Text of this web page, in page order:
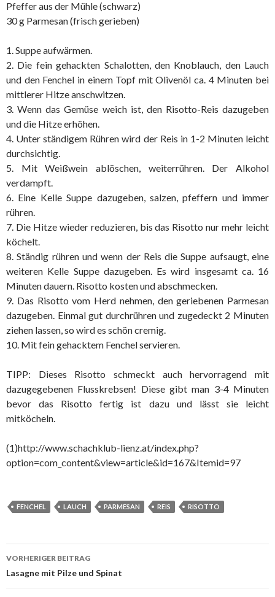
Pfeffer aus der Mühle (schwarz)
30 g Parmesan (frisch gerieben)
1. Suppe aufwärmen.
2. Die fein gehackten Schalotten, den Knoblauch, den Lauch
und den Fenchel in einem Topf mit Olivenöl ca. 4 Minuten bei
mittlerer Hitze anschwitzen.
3. Wenn das Gemüse weich ist, den Risotto-Reis dazugeben
und die Hitze erhöhen.
4. Unter ständigem Rühren wird der Reis in 1-2 Minuten leicht
durchsichtig.
5. Mit Weißwein ablöschen, weiterrühren. Der Alkohol
verdampft.
6. Eine Kelle Suppe dazugeben, salzen, pfeffern und immer
rühren.
7. Die Hitze wieder reduzieren, bis das Risotto nur mehr leicht
köchelt.
8. Ständig rühren und wenn der Reis die Suppe aufsaugt, eine
weiteren Kelle Suppe dazugeben. Es wird insgesamt ca. 16
Minuten dauern. Risotto kosten und abschmecken.
9. Das Risotto vom Herd nehmen, den geriebenen Parmesan
dazugeben. Einmal gut durchrühren und zugedeckt 2 Minuten
ziehen lassen, so wird es schön cremig.
10. Mit fein gehacktem Fenchel servieren.
TIPP: Dieses Risotto schmeckt auch hervorragend mit
dazugegebenen Flusskrebsen! Diese gibt man 3-4 Minuten
bevor das Risotto fertig ist dazu und lässt sie leicht
mitköcheln.
(1)http://www.schachklub-lienz.at/index.php?
option=com_content&view=article&id=167&Itemid=97
FENCHEL LAUCH PARMESAN REIS RISOTTO
Beitragsnavigation
VORHERIGER BEITRAG
Lasagne mit Pilze und Spinat